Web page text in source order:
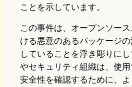
ことを示しています。
この事件は、オープンソー
ける悪意のあるパッケージ
していることを浮き彫りに
やセキュリティ組織は、使
安全性を確認するために、